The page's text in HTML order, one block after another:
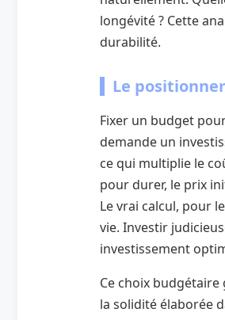
longévité ? Cette
durabilité.
Le
Fixer un budget
demande un
ce qui multiplie le
pour durer, le prix
Le vrai calcul, pour
vie. Investir
investissement
Ce choix
la solidité élaborée